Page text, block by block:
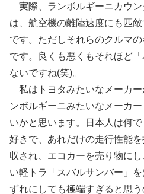
実際、ランボルギーニカウ
は、航空機の離陸速度にも匹
です。ただしそれらのクルマ
です。良くも悪くもそれほど
ないですね(笑)。
私はトヨタみたいなメーカー
ンボルギーニみたいなメーカ
いかと思います。日本人は何
好きで、あれだけの走行性能
収され、エコカーを売り物に
い軽トラ「スバルサンバー」
ずれにしても極端すぎると思う